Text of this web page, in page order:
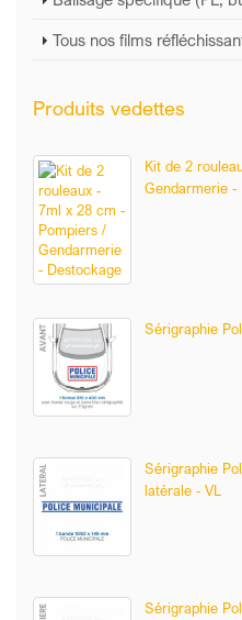
Tous nos films
Produits vedettes
Kit de 2
Gendarmerie -
Sérigraphie
Sérigraphie
latérale - VL
Sérigraphie